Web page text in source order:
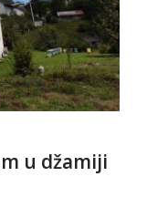
u džamiji